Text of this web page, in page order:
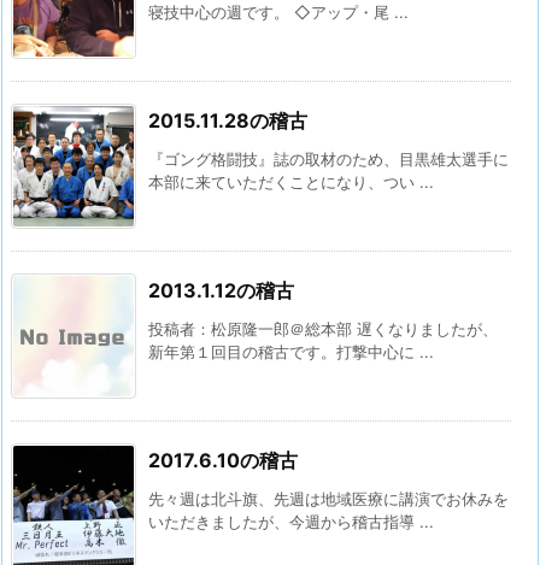
寝技中心の週です。 ◇アップ・尾 ...
2015.11.28の稽古
『ゴング格闘技』誌の取材のため、目黒雄太選手に
本部に来ていただくことになり、つい ...
2013.1.12の稽古
投稿者：松原隆一郎＠総本部 遅くなりましたが、
新年第１回目の稽古です。打撃中心に ...
2017.6.10の稽古
先々週は北斗旗、先週は地域医療に講演でお休みを
いただきましたが、今週から稽古指導 ...